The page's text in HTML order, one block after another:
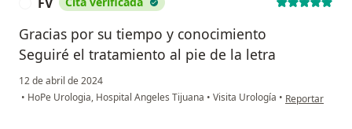
FV
Gracias por su tiempo y conocimiento
Seguiré el tratamiento al pie de la letra
12 de abril de 2024
• HoPe Urologia, Hospital Angeles Tijuana • Visita Urología • en opinión del
Reportar